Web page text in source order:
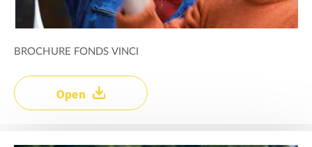
BROCHURE FONDS VINCI
Open